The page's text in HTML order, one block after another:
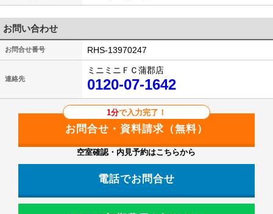
お問い合わせ
お問合せ番号 RHS-13970247
連絡先
ミニミニＦＣ蒲郡店
0120-07-1642
1分で入力完了！
空室確認・内見予約はこちらから
電話でお問合せ